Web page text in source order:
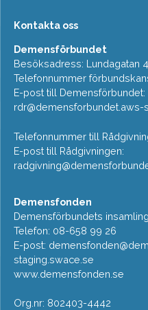
Kontakta oss
Demensförbundet
Besöksadress: Lundagatan
Telefonnummer
E-post till Demensförbundet:
rdr@demensforbundet.aws-
Telefonnummer till
E-post till Rådgivningen:
Demensfonden
Demensförbundets
Telefon: 08-658 99 26
E-post:
staging.swace.se
www.demensfonden.se
Org.nr: 802403-4442